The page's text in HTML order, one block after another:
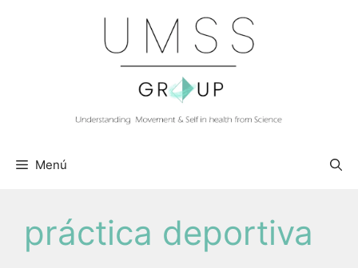
Menú
práctica deportiva